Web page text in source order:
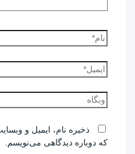
نام*
ایمیل*
وبگاه
ذخیره نام، ایمیل و
که دوباره دیدگاهی می‌نویسم.